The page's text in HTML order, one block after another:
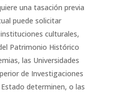
una tasación previa
puede solicitar
culturales,
Patrimonio Histórico
las Universidades
de Investigaciones
determinen, o las